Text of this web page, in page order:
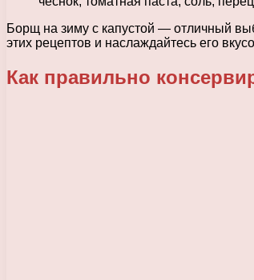
Борщ на зиму с капустой — отличный
этих рецептов и наслаждайтесь его
Как правильно